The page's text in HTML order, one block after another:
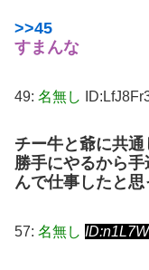
>>45
すまんな
49: 名無し
チー牛と爺に共
勝手にやるから
んで仕事したと
57: 名無し